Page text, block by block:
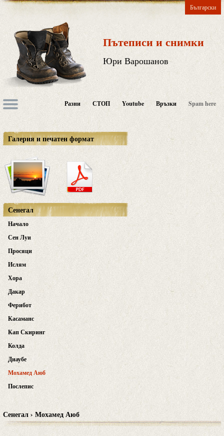
Български
Пътеписи и снимки
Юри Варошанов
Разни СТОП Youtube Връзки Spam here
Галерия и печатен формат
Сенегал
Начало
Сен Луи
Просяци
Ислям
Хора
Дакар
Ферибот
Касаманс
Кап Скиринг
Колда
Диаубе
Мохамед Аюб
Послепис
Сенегал › Мохамед Аюб